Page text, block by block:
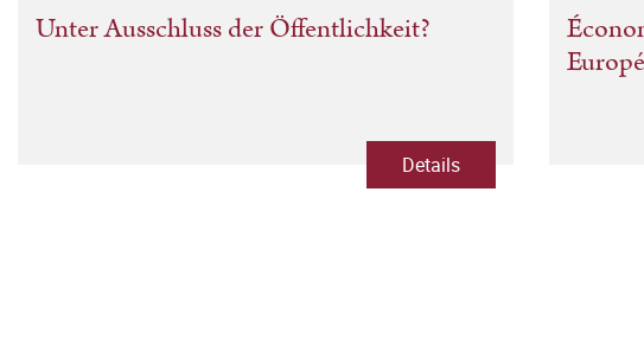
Unter Ausschluss der Öffentlichkeit?
Details